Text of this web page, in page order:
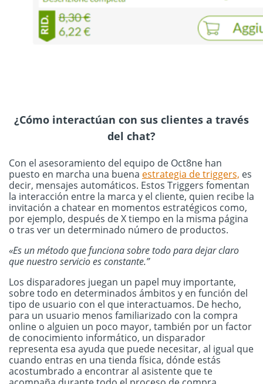
¿Cómo interactúan con sus clientes a través
del chat?
Con el asesoramiento del equipo de Oct8ne han
puesto en marcha una buena estrategia de triggers, es
decir, mensajes automáticos. Estos Triggers fomentan
la interacción entre la marca y el cliente, quien recibe la
invitación a chatear en momentos estratégicos como,
por ejemplo, después de X tiempo en la misma página
o tras ver un determinado número de productos.
«Es un método que funciona sobre todo para dejar claro
que nuestro servicio es constante.”
Los disparadores juegan un papel muy importante,
sobre todo en determinados ámbitos y en función del
tipo de usuario con el que interactuamos. De hecho,
para un usuario menos familiarizado con la compra
online o alguien un poco mayor, también por un factor
de conocimiento informático, un disparador
representa esa ayuda que puede necesitar, al igual que
cuando entras en una tienda física, dónde estás
acostumbrado a encontrar al asistente que te